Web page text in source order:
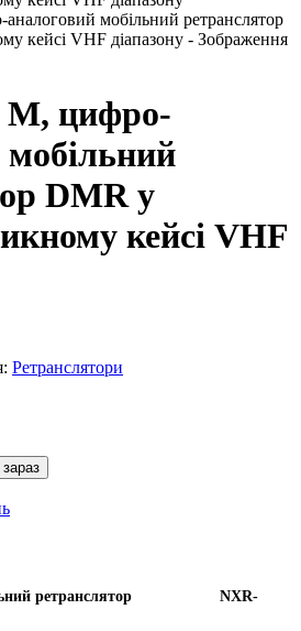
М, цифро-
мобільний
DMR у
кейсі VHF
Ретранслятори
ретранслятор NXR-